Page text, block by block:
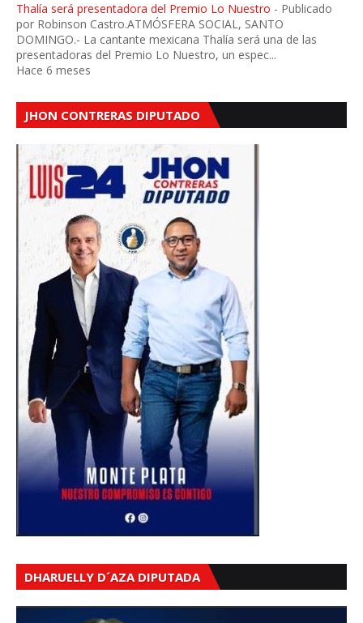
Thalía será presentadora del Premio Lo Nuestro - Publicado
por Robinson Castro.ATMÓSFERA SOCIAL, SANTO
DOMINGO.- La cantante mexicana Thalía será una de las
presentadoras del Premio Lo Nuestro, un espec...
Hace 6 meses
JHON CONTRERAS DIPUTADO
DHARUELLY D´AZA DIPUTADA